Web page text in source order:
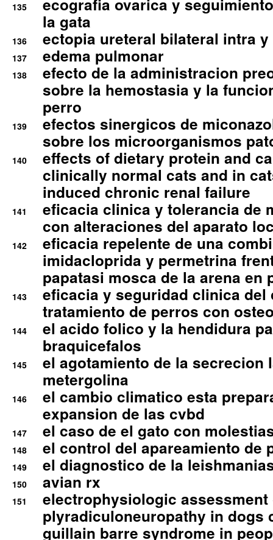
135
ecografia ovarica y
la gata
136 ectopia ureteral bilateral intra
137 edema pulmonar
138
efecto de la administracion
sobre la hemostasia y la
perro
139
efectos sinergicos de
sobre los microorganismos
140
effects of dietary protein and
clinically normal cats and in
induced chronic renal failure
141
eficacia clinica y tolerancia de
con alteraciones del aparato
142
eficacia repelente de una
imidacloprida y permetrina
papatasi mosca de la arena en
143
eficacia y seguridad clinica del
tratamiento de perros con
144
el acido folico y la hendidura
braquicefalos
145
el agotamiento de la secrecion
metergolina
146
el cambio climatico esta
expansion de las cvbd
147 el caso de el gato con
148 el control del apareamiento de
149 el diagnostico de la
150 avian rx
151
electrophysiologic assessment
plyradiculoneuropathy in dogs
guillain barre syndrome in